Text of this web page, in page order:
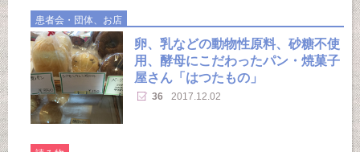
患者会・団体、お店
卵、乳などの動物性原料、砂糖不使
用、酵母にこだわったパン・焼菓子
屋さん「はつたもの」
36 2017.12.02